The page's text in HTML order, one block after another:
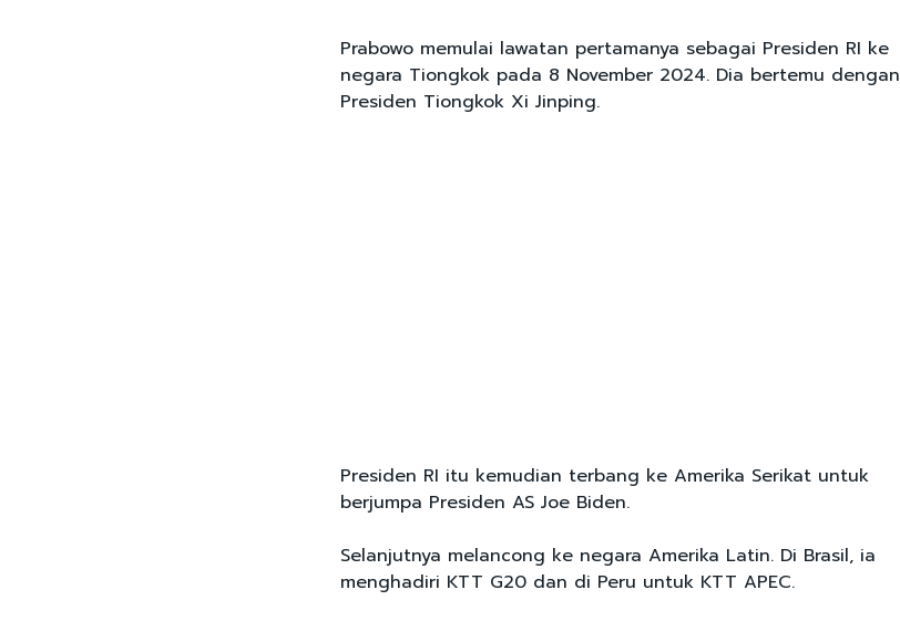
Prabowo memulai lawatan pertamanya sebagai Presiden RI ke
negara Tiongkok pada 8 November 2024. Dia bertemu dengan
Presiden Tiongkok Xi Jinping.
Presiden RI itu kemudian terbang ke Amerika Serikat untuk
berjumpa Presiden AS Joe Biden.
Selanjutnya melancong ke negara Amerika Latin. Di Brasil, ia
menghadiri KTT G20 dan di Peru untuk KTT APEC.